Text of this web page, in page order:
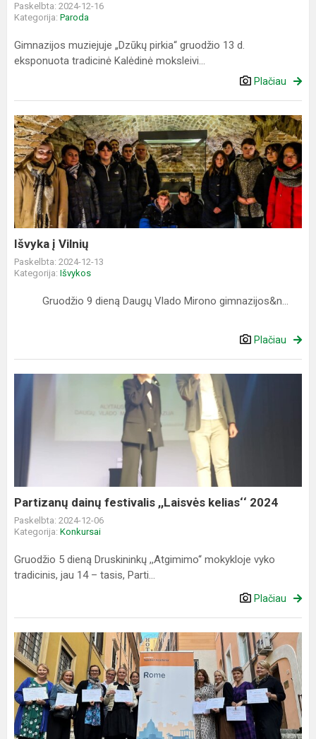
Paskelbta: 2024-12-16
Kategorija: Paroda
Gimnazijos muziejuje „Dzūkų pirkia“ gruodžio 13 d.
eksponuota tradicinė Kalėdinė moksleivi...
Plačiau
Išvyka
į
Vilnių
Išvyka į Vilnių
Paskelbta: 2024-12-13
Kategorija: Išvykos
Gruodžio 9 dieną Daugų Vlado Mirono gimnazijos&n...
Plačiau
kelias‘‘
2024
Partizanų dainų festivalis ,,Laisvės kelias‘‘ 2024
Paskelbta: 2024-12-06
Kategorija: Konkursai
Gruodžio 5 dieną Druskininkų ,,Atgimimo‘‘ mokykloje vyko
tradicinis, jau 14 – tasis, Parti...
Plačiau
Alytaus
r.
Daugų
Vlado
Mirono
gimnazijos